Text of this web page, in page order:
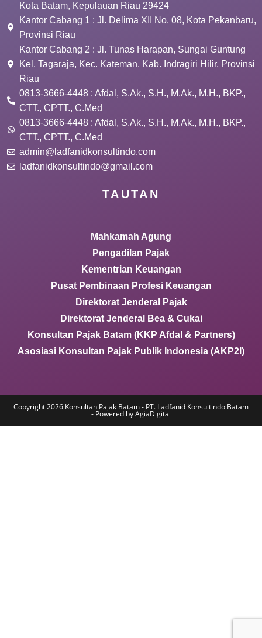
Kota Batam, Kepulauan Riau 29424
Kantor Cabang 1 : Jl. Delima XII No. 08, Kota Pekanbaru,
Provinsi Riau
Kantor Cabang 2 : Jl. Tunas Harapan, Sungai Guntung
Kel. Tagaraja, Kec. Kateman, Kab. Indragiri Hilir, Provinsi
Riau
0813-3666-4448 : Afdal, S.Ak., S.H., M.Ak., M.H., BKP.,
CTT., CPTT., C.Med
0813-3666-4448 : Afdal, S.Ak., S.H., M.Ak., M.H., BKP.,
CTT., CPTT., C.Med
admin@ladfanidkonsultindo.com
ladfanidkonsultindo@gmail.com
TAUTAN
Mahkamah Agung
Pengadilan Pajak
Kementrian Keuangan
Pusat Pembinaan Profesi Keuangan
Direktorat Jenderal Pajak
Direktorat Jenderal Bea & Cukai
Konsultan Pajak Batam (KKP Afdal & Partners)
Asosiasi Konsultan Pajak Publik Indonesia (AKP2I)
Copyright 2026 Konsultan Pajak Batam - PT. Ladfanid Konsultindo Batam
- Powered by AgiaDigital